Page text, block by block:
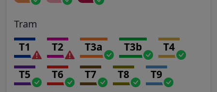
Tram
T1 T2 T3a T3b T4
T5 T6 T7 T8 T9